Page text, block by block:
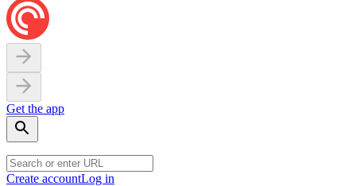
Get the app
Create accountLog in